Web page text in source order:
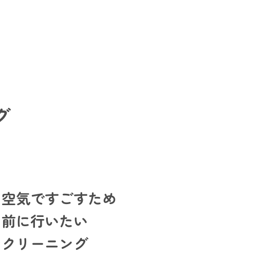
気ですごすため
に行いたい
リーニング